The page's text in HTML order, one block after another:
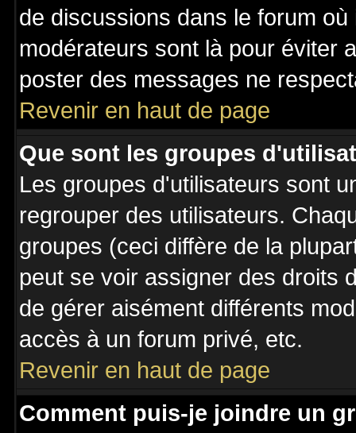
de discussions dans le forum
modérateurs sont là pour éviter
poster des messages ne
Revenir en haut de page
Que sont les groupes
Les groupes d'utilisateurs sont
regrouper des utilisateurs.
groupes (ceci diffère de la
peut se voir assigner des droits
de gérer aisément différents
accès à un forum privé, etc.
Revenir en haut de page
Comment puis-je joindre un